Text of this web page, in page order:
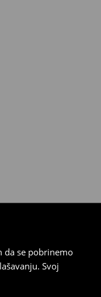
da se pobrinemo
Svoj